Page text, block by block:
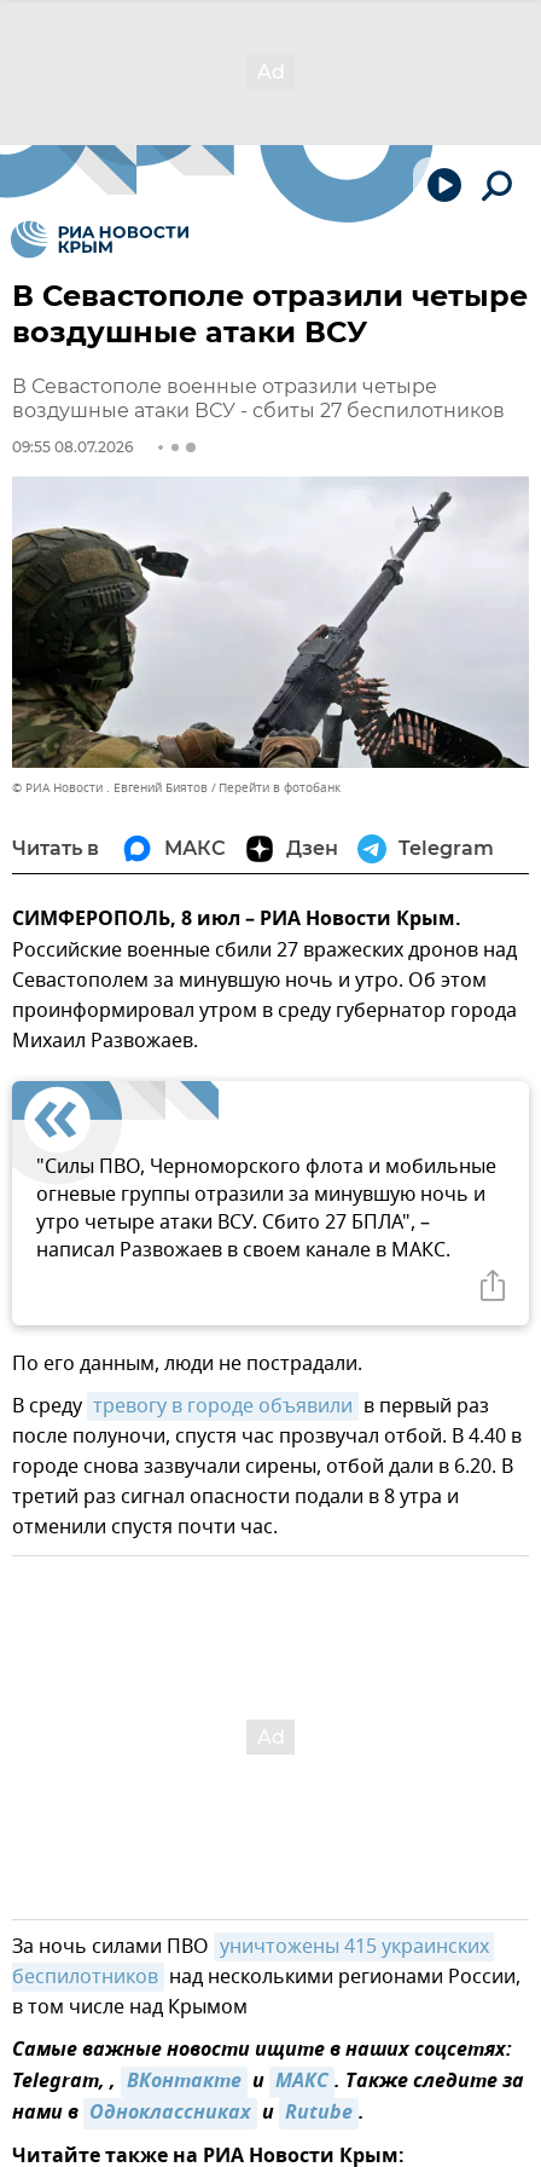
В Севастополе отразили четыре
воздушные атаки ВСУ
В Севастополе военные отразили четыре
воздушные атаки ВСУ - сбиты 27 беспилотников
09:55 08.07.2026
© РИА Новости . Евгений Биятов Перейти в фотобанк
Читать в МАКС Дзен Telegram
СИМФЕРОПОЛЬ, 8 июл – РИА Новости Крым.
Российские военные сбили 27 вражеских дронов над
Севастополем за минувшую ночь и утро. Об этом
проинформировал утром в среду губернатор города
Михаил Развожаев.
"Силы ПВО, Черноморского флота и мобильные
огневые группы отразили за минувшую ночь и
утро четыре атаки ВСУ. Сбито 27 БПЛА", –
написал Развожаев в своем канале в МАКС.
По его данным, люди не пострадали.
В среду тревогу в городе объявили в первый раз
после полуночи, спустя час прозвучал отбой. В 4.40 в
городе снова зазвучали сирены, отбой дали в 6.20. В
третий раз сигнал опасности подали в 8 утра и
отменили спустя почти час.
За ночь силами ПВО уничтожены 415 украинских
беспилотников над несколькими регионами России,
в том числе над Крымом
Самые важные новости ищите в наших соцсетях:
Telegram, , ВКонтакте и MAКС. Также следите за
нами в Одноклассниках и Rutube.
Читайте также на РИА Новости Крым: